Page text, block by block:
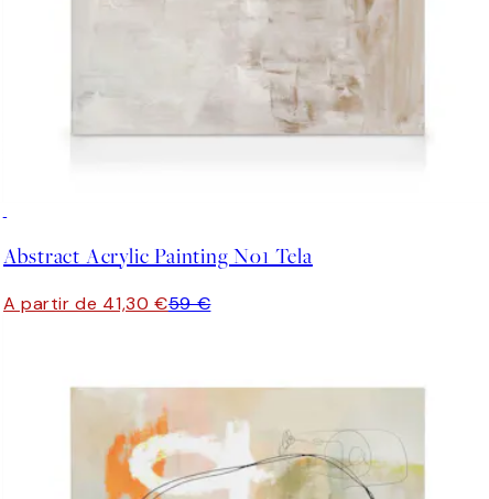
Abstract Acrylic Painting No1 Tela
A partir de 41,30 €59 €